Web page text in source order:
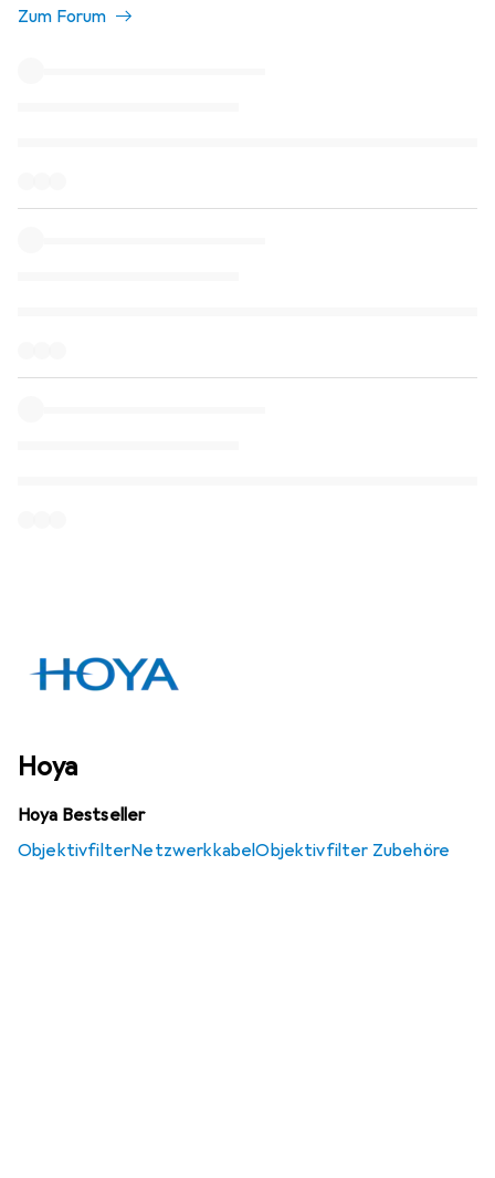
Zum Forum
Hoya
Hoya Bestseller
ObjektivfilterNetzwerkkabelObjektivfilter Zubehöre